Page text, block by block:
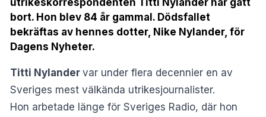
bort. Hon blev 84 år gammal. Dödsfallet
bekräftas av hennes dotter, Nike Nylander, för
Dagens Nyheter.
Titti Nylander var under flera decennier en av
Sveriges mest välkända utrikesjournalister.
Hon arbetade länge för Sveriges Radio, där hon